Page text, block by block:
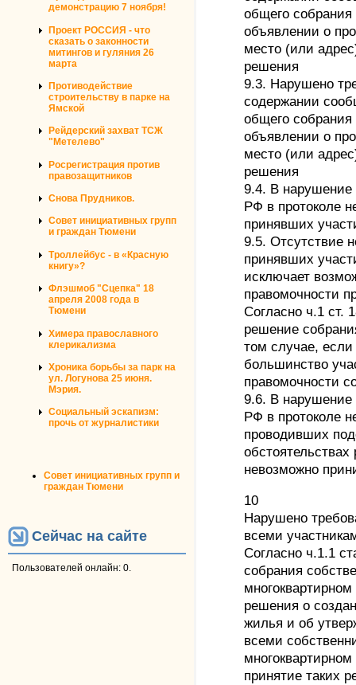
демонстрацию 7 ноября!
Проект РОССИЯ - что
сказать о законности
митингов и гуляния 26
марта
Противодействие
строительству в парке на
Ямской
Рейдерский захват ТСЖ
"Метелево"
Росрегистрация против
правозащитников
Снова Прудников.
Совет инициативных групп
и граждан Тюмени
Троллейбус - в «Красную
книгу»?
Флэшмоб "Сцепка" 18
апреля 2008 года в
Тюмени
Химера православного
клерикализма
Хроника борьбы за парк на
ул. Логунова 25 июня.
Мэрия.
Социальный эскапизм:
прочь от журналистики
Совет инициативных групп и
граждан Тюмени
Сейчас на сайте
Пользователей онлайн: 0.
общего собрания
объявлении о
место (или
решения
9.3. Нарушено
содержании
общего собрания
объявлении о
место (или
решения
9.4. В нарушение
РФ в протоколе
принявших
9.5. Отсутствие
принявших
исключает
правомочности
Согласно ч.1
решение
том случае, если
большинство
правомочности
9.6. В нарушение
РФ в протоколе
проводивших
обстоятельствах
невозможно
10
Нарушено
всеми
Согласно ч.1.1
собрания
решения о
жилья и об
всеми
принятие таких